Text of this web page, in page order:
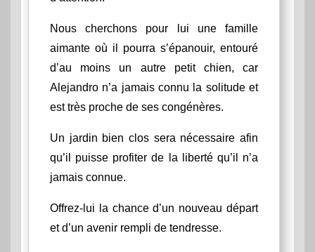
Nous cherchons pour lui une famille
aimante où il pourra s’épanouir, entouré
d’au moins un autre petit chien, car
Alejandro n’a jamais connu la solitude et
est très proche de ses congénères.
Un jardin bien clos sera nécessaire afin
qu’il puisse profiter de la liberté qu’il n’a
jamais connue.
Offrez-lui la chance d’un nouveau départ
et d’un avenir rempli de tendresse.